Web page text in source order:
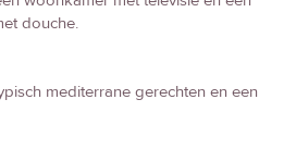
douche.
mediterrane gerechten en een